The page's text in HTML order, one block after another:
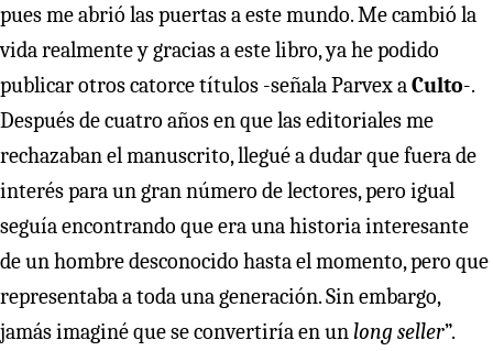
pues me abrió las puertas a este mundo. Me cambió la
vida realmente y gracias a este libro, ya he podido
publicar otros catorce títulos -señala Parvex a Culto-.
Después de cuatro años en que las editoriales me
rechazaban el manuscrito, llegué a dudar que fuera de
interés para un gran número de lectores, pero igual
seguía encontrando que era una historia interesante
de un hombre desconocido hasta el momento, pero que
representaba a toda una generación. Sin embargo,
jamás imaginé que se convertiría en un long seller”.